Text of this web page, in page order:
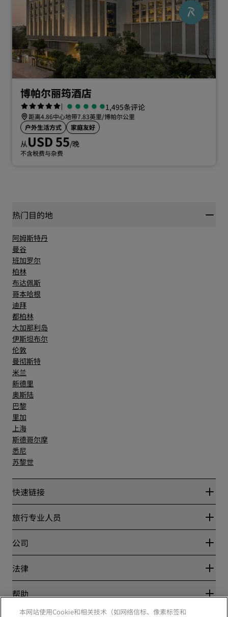
博帕尔丽筠酒店
| 1,495条评论
距离4.86中心地带7.83英里/博帕尔公里
户外生活方式
家庭友好
从USD 55/晚
不含税费与杂费
热门目的地
阿姆斯特丹
曼谷
班加罗尔
柏林
布达佩斯
哥本哈根
迪拜
都柏林
大加那利岛
伊斯坦布尔
伦敦
曼彻斯特
米兰
新德里
奥斯陆
巴黎
里加
上海
斯德哥尔摩
悉尼
苏黎世
快速链接
丽赏会
Blog
目的地
丽笙酒店集团APP
体育认证酒店
家庭友好型酒店
旅行专业人员
合作伙伴
公司
丽笙酒店集团
工作机会 RHG
工作机会 PPHE
工作机会 EHL
法律
隐私中心
丽赏会条款和条件
帮助
本网站使用Cookie和相关技术（如网络信标、像素标签和